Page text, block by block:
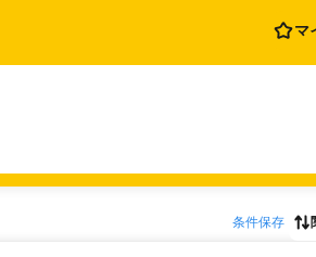
マ
条件保存